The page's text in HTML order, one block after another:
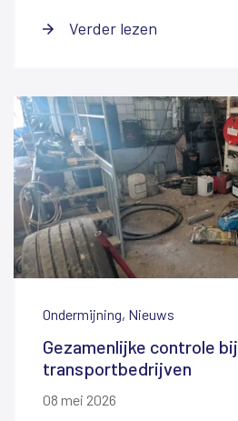
Verder lezen
Ondermijning, Nieuws
Gezamenlijke controle bij
transportbedrijven
08 mei 2026